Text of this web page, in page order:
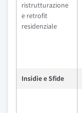
ristrutturazione
e retrofit
residenziale
Insidie e Sfide